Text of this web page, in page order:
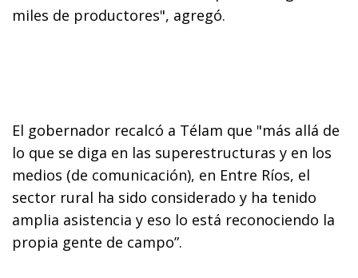
miles de productores", agregó.
El gobernador recalcó a Télam que "más allá de
lo que se diga en las superestructuras y en los
medios (de comunicación), en Entre Ríos, el
sector rural ha sido considerado y ha tenido
amplia asistencia y eso lo está reconociendo la
propia gente de campo”.